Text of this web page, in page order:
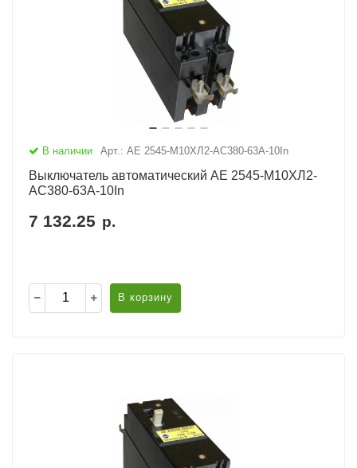
В наличии Арт.: АЕ 2545-М10ХЛ2-AC380-63А-10In
Выключатель автоматический АЕ 2545-М10ХЛ2-
AC380-63А-10In
7 132.25 р.
В корзину